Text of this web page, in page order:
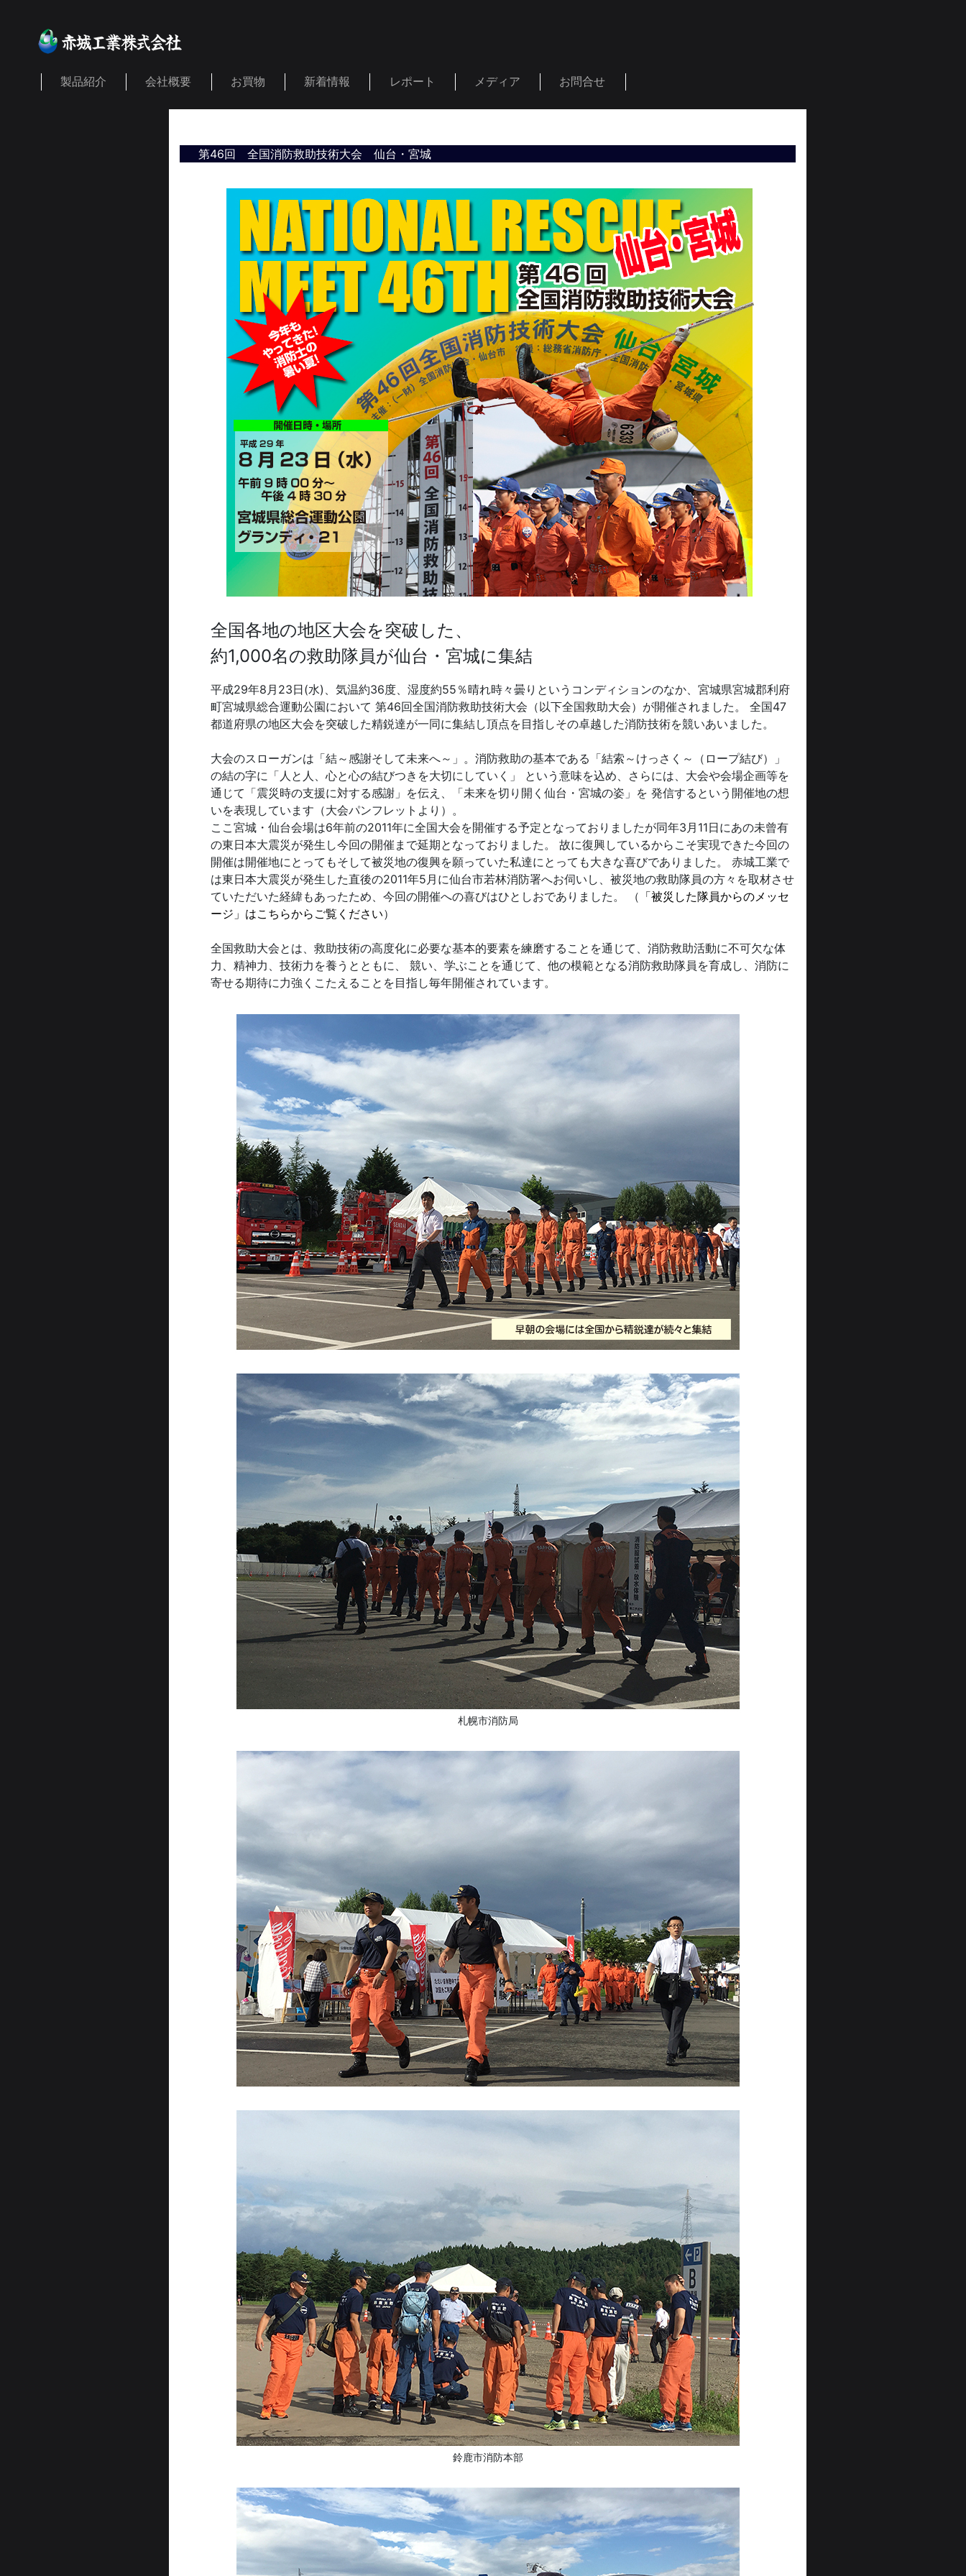
製品紹介 会社概要 お買物 新着情報 レポート メディア お問合せ
第46回 全国消防救助技術大会 仙台・宮城
全国各地の地区大会を突破した、
約1,000名の救助隊員が仙台・宮城に集結
平成29年8月23日(水)、気温約36度、湿度約55％晴れ時々曇りというコンディションのなか、宮城県宮城郡利府
町宮城県総合運動公園において 第46回全国消防救助技術大会（以下全国救助大会）が開催されました。 全国47
都道府県の地区大会を突破した精鋭達が一同に集結し頂点を目指しその卓越した消防技術を競いあいました。
大会のスローガンは「結～感謝そして未来へ～」。消防救助の基本である「結索～けっさく～（ロープ結び）」
の結の字に「人と人、心と心の結びつきを大切にしていく」 という意味を込め、さらには、大会や会場企画等を
通じて「震災時の支援に対する感謝」を伝え、「未来を切り開く仙台・宮城の姿」を 発信するという開催地の想
いを表現しています（大会パンフレットより）。
ここ宮城・仙台会場は6年前の2011年に全国大会を開催する予定となっておりましたが同年3月11日にあの未曾有
の東日本大震災が発生し今回の開催まで延期となっておりました。 故に復興しているからこそ実現できた今回の
開催は開催地にとってもそして被災地の復興を願っていた私達にとっても大きな喜びでありました。 赤城工業で
は東日本大震災が発生した直後の2011年5月に仙台市若林消防署へお伺いし、被災地の救助隊員の方々を取材させ
ていただいた経緯もあったため、今回の開催への喜びはひとしおでありました。 （ 「被災した隊員からのメッセ
ージ」はこちらからご覧ください）
全国救助大会とは、救助技術の高度化に必要な基本的要素を練磨することを通じて、消防救助活動に不可欠な体
力、精神力、技術力を養うとともに、 競い、学ぶことを通じて、他の模範となる消防救助隊員を育成し、消防に
寄せる期待に力強くこたえることを目指し毎年開催されています。
札幌市消防局
鈴鹿市消防本部